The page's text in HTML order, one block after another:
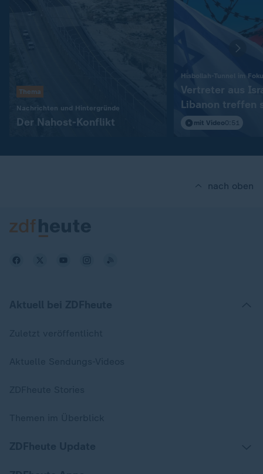
Thema
Nachrichten und Hintergründe
Der Nahost-Konflikt
Hisbollah-Tunnel im
Vertreter aus
Libanon treffen
in Rom
mit Video0:51
nach oben